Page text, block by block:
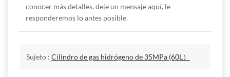
conocer más detalles, deje un mensaje aquí, le
responderemos lo antes posible.
Sujeto : Cilindro de gas hidrógeno de 35MPa (60L）